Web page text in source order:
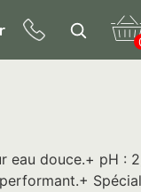
eau douce.+ pH :